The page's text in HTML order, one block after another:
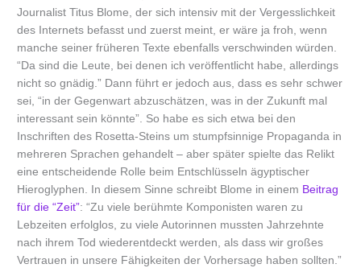
Journalist Titus Blome, der sich intensiv mit der Vergesslichkeit
des Internets befasst und zuerst meint, er wäre ja froh, wenn
manche seiner früheren Texte ebenfalls verschwinden würden.
“Da sind die Leute, bei denen ich veröffentlicht habe, allerdings
nicht so gnädig.” Dann führt er jedoch aus, dass es sehr schwer
sei, “in der Gegenwart abzuschätzen, was in der Zukunft mal
interessant sein könnte”. So habe es sich etwa bei den
Inschriften des Rosetta-Steins um stumpfsinnige Propaganda in
mehreren Sprachen gehandelt – aber später spielte das Relikt
eine entscheidende Rolle beim Entschlüsseln ägyptischer
Hieroglyphen. In diesem Sinne schreibt Blome in einem Beitrag
für die “Zeit”: “Zu viele berühmte Komponisten waren zu
Lebzeiten erfolglos, zu viele Autorinnen mussten Jahrzehnte
nach ihrem Tod wiederentdeckt werden, als dass wir großes
Vertrauen in unsere Fähigkeiten der Vorhersage haben sollten.”